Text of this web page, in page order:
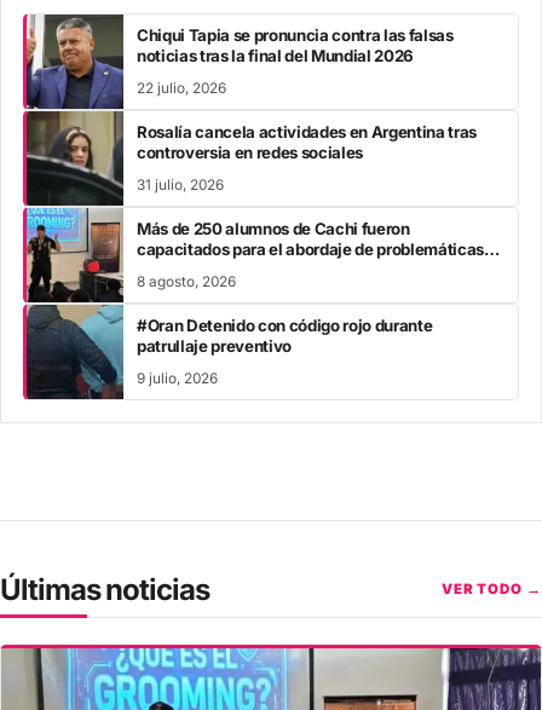
Chiqui Tapia se pronuncia contra las falsas
noticias tras la final del Mundial 2026
22 julio, 2026
Rosalía cancela actividades en Argentina tras
controversia en redes sociales
31 julio, 2026
Más de 250 alumnos de Cachi fueron
capacitados para el abordaje de problemáticas
8 agosto, 2026
#Oran Detenido con código rojo durante
patrullaje preventivo
9 julio, 2026
Últimas noticias VER TODO →